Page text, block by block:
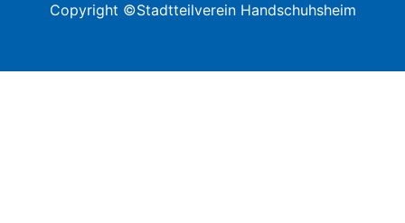
Copyright ©Stadtteilverein Handschuhsheim